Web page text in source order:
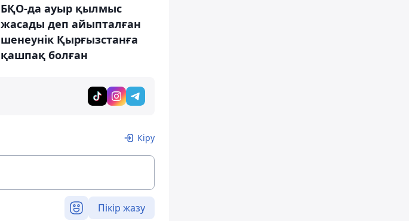
БҚО-да ауыр қылмыс
жасады деп айыпталған
шенеунік Қырғызстанға
қашпақ болған
Кіру
Пікір жазу